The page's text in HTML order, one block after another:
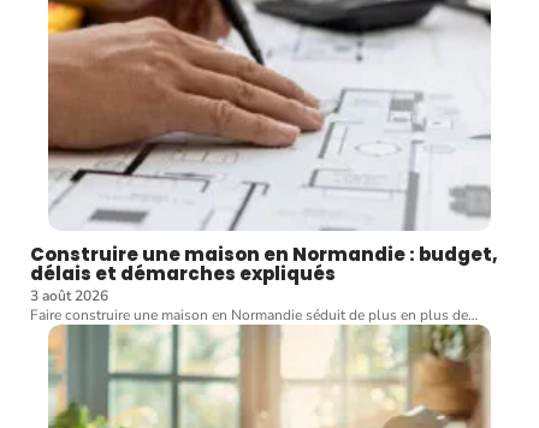
Construire une maison en Normandie : budget,
délais et démarches expliqués
3 août 2026
Faire construire une maison en Normandie séduit de plus en plus de…